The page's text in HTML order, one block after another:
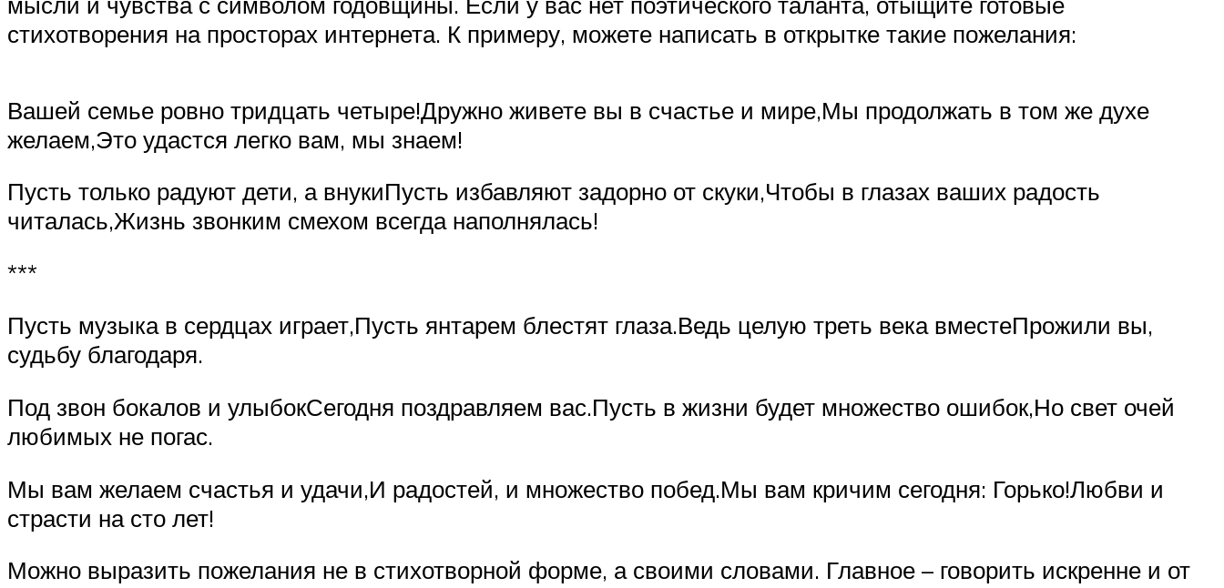
стихотворения на просторах интернета. К примеру, можете написать в открытке такие пожелания:
Вашей семье ровно тридцать четыре!Дружно живете вы в счастье и мире,Мы продолжать в том же духе
желаем,Это удастся легко вам, мы знаем!
Пусть только радуют дети, а внукиПусть избавляют задорно от скуки,Чтобы в глазах ваших радость
читалась,Жизнь звонким смехом всегда наполнялась!
***
Пусть музыка в сердцах играет,Пусть янтарем блестят глаза.Ведь целую треть века вместеПрожили вы,
судьбу благодаря.
Под звон бокалов и улыбокСегодня поздравляем вас.Пусть в жизни будет множество ошибок,Но свет очей
любимых не погас.
Мы вам желаем счастья и удачи,И радостей, и множество побед.Мы вам кричим сегодня: Горько!Любви и
страсти на сто лет!
Можно выразить пожелания не в стихотворной форме, а своими словами. Главное – говорить искренне и от